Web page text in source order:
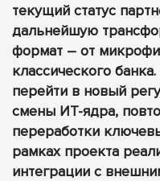
текущий статус
дальнейшую
формат – от
классического
перейти в новый
смены ИТ-ядра,
переработки
рамках проекта
интеграции с